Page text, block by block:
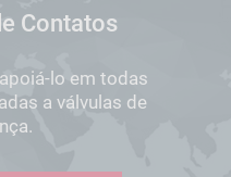
Contatos
lo em todas
a válvulas de